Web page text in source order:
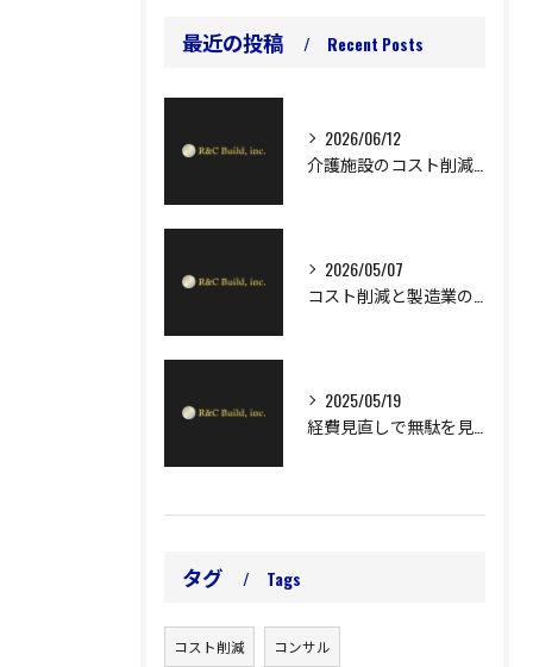
最近の投稿 Recent Posts
2026/06/12
2026/05/07
2025/05/19
タグ Tags
コスト削減 コンサル